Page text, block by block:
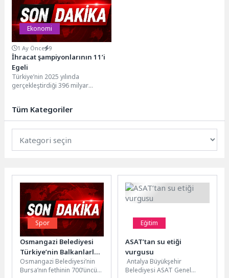
Ekonomi
1 Ay Önce 9
İhracat şampiyonlarının 11’i
Egeli
Türkiye’nin 2025 yılında
gerçekleştirdiği 396 milyar
Tüm Kategoriler
Spor
Osmangazi Belediyesi
Türkiye’nin Balkanlarla
Bağını Yeşil Sahada
Güçlendirdi
Osmangazi Belediyesi’nin
Bursa’nın fethinin 700’üncü
Eğitim
ASAT’tan su etiği
vurgusu
Antalya Büyükşehir
Belediyesi ASAT Genel